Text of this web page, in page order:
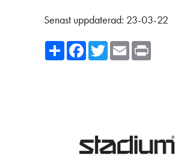
Senast uppdaterad: 23-03-22
ShareFacebook
TwitterEmail